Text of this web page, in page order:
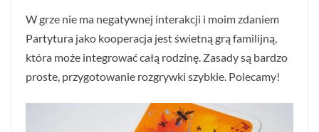
W grze nie ma negatywnej interakcji i moim zdaniem
Partytura jako kooperacja jest świetną grą familijną,
która może integrować całą rodzinę. Zasady są bardzo
proste, przygotowanie rozgrywki szybkie. Polecamy!